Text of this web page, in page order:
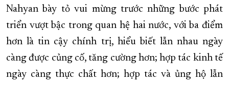
Nahyan bày tỏ vui mừng trước những bước phát
triển vượt bậc trong quan hệ hai nước, với ba điểm
hơn là tin cậy chính trị, hiểu biết lẫn nhau ngày
càng được củng cố, tăng cường hơn; hợp tác kinh tế
ngày càng thực chất hơn; hợp tác và ủng hộ lẫn